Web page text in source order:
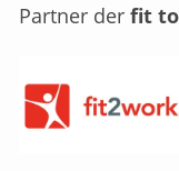
Partner der fit